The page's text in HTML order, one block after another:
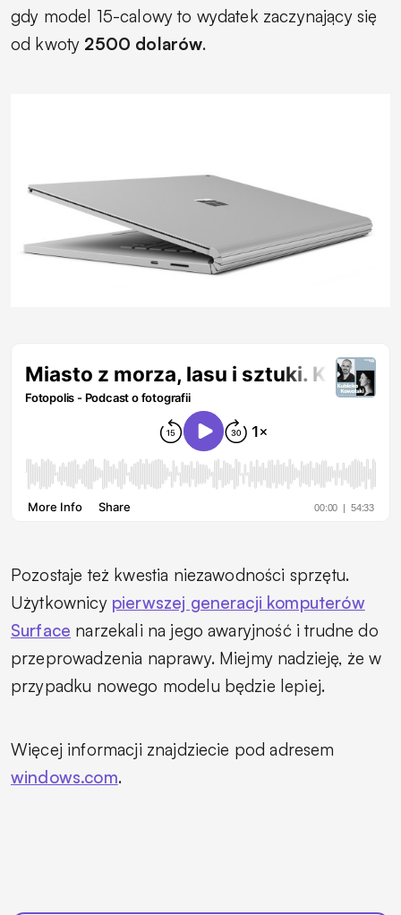
gdy model 15-calowy to wydatek zaczynający się
od kwoty 2500 dolarów.
Pozostaje też kwestia niezawodności sprzętu.
Użytkownicy pierwszej generacji komputerów
Surface narzekali na jego awaryjność i trudne do
przeprowadzenia naprawy. Miejmy nadzieję, że w
przypadku nowego modelu będzie lepiej.
Więcej informacji znajdziecie pod adresem
windows.com.